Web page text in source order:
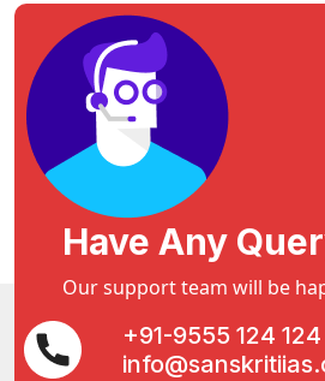
Have Any
Our support team will be
+91-9555 124 124